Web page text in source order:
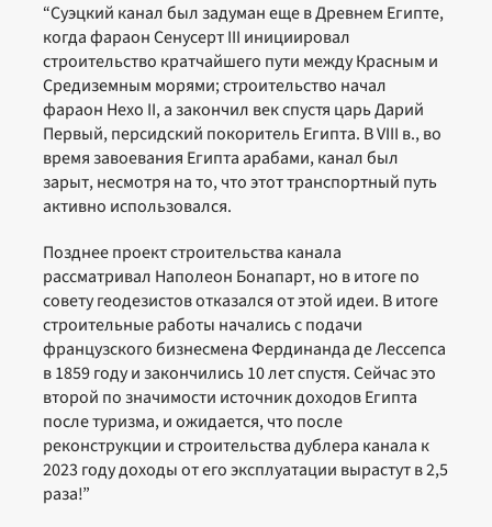
“Суэцкий канал был задуман еще в Древнем Египте,
когда фараон Сенусерт III инициировал
строительство кратчайшего пути между Красным и
Средиземным морями; строительство начал
фараон Нехо II, а закончил век спустя царь Дарий
Первый, персидский покоритель Египта. В VIII в., во
время завоевания Египта арабами, канал был
зарыт, несмотря на то, что этот транспортный путь
активно использовался.
Позднее проект строительства канала
рассматривал Наполеон Бонапарт, но в итоге по
совету геодезистов отказался от этой идеи. В итоге
строительные работы начались с подачи
французского бизнесмена Фердинанда де Лессепса
в 1859 году и закончились 10 лет спустя. Сейчас это
второй по значимости источник доходов Египта
после туризма, и ожидается, что после
реконструкции и строительства дублера канала к
2023 году доходы от его эксплуатации вырастут в 2,5
раза!”